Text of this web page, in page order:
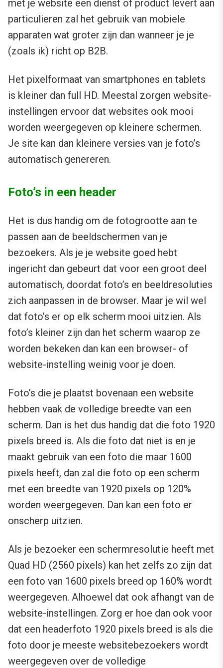
met je website een dienst of product levert aan
particulieren zal het gebruik van mobiele
apparaten wat groter zijn dan wanneer je je
(zoals ik) richt op B2B.
Het pixelformaat van smartphones en tablets
is kleiner dan full HD. Meestal zorgen website-
instellingen ervoor dat websites ook mooi
worden weergegeven op kleinere schermen.
Je site kan dan kleinere versies van je foto’s
automatisch genereren.
Foto’s in een header
Het is dus handig om de fotogrootte aan te
passen aan de beeldschermen van je
bezoekers. Als je je website goed hebt
ingericht dan gebeurt dat voor een groot deel
automatisch, doordat foto’s en beeldresoluties
zich aanpassen in de browser. Maar je wil wel
dat foto’s er op elk scherm mooi uitzien. Als
foto’s kleiner zijn dan het scherm waarop ze
worden bekeken dan kan een browser- of
website-instelling weinig voor je doen.
Foto’s die je plaatst bovenaan een website
hebben vaak de volledige breedte van een
scherm. Dan is het dus handig dat die foto 1920
pixels breed is. Als die foto dat niet is en je
maakt gebruik van een foto die maar 1600
pixels heeft, dan zal die foto op een scherm
met een breedte van 1920 pixels op 120%
worden weergegeven. Dan kan een foto er
onscherp uitzien.
Als je bezoeker een schermresolutie heeft met
Quad HD (2560 pixels) kan het zelfs zo zijn dat
een foto van 1600 pixels breed op 160% wordt
weergegeven. Alhoewel dat ook afhangt van de
website-instellingen. Zorg er hoe dan ook voor
dat een headerfoto 1920 pixels breed is als die
foto door je meeste websitebezoekers wordt
weergegeven over de volledige